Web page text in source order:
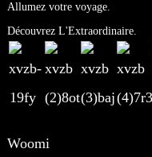
Allumez votre voyage.
Découvrez L'Extraordinaire.
Woomi